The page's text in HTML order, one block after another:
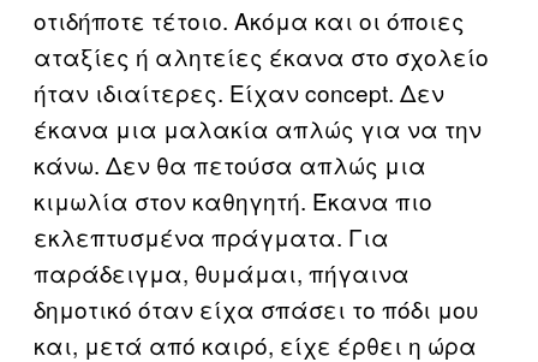
οτιδήποτε τέτοιο. Ακόμα και οι όποιες
αταξίες ή αλητείες έκανα στο σχολείο
ήταν ιδιαίτερες. Είχαν concept. Δεν
έκανα μια μαλακία απλώς για να την
κάνω. Δεν θα πετούσα απλώς μια
κιμωλία στον καθηγητή. Έκανα πιο
εκλεπτυσμένα πράγματα. Για
παράδειγμα, θυμάμαι, πήγαινα
δημοτικό όταν είχα σπάσει το πόδι μου
και, μετά από καιρό, είχε έρθει η ώρα